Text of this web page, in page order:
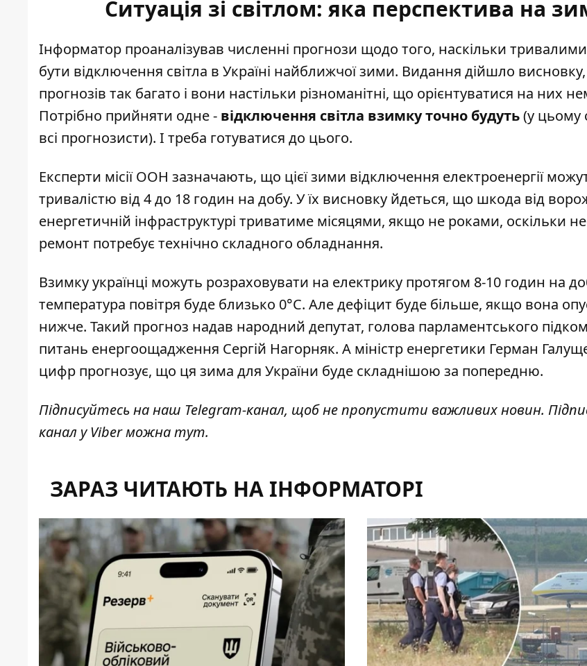
Ситуація зі світлом: яка перспектива на
Інформатор проаналізував численні прогнози щодо того, наскільки
бути відключення світла в Україні найближчої зими. Видання дійшло
прогнозів так багато і вони настільки різноманітні, що орієнтуватися на них
Потрібно прийняти одне - відключення світла взимку точно будуть(у цьому
всі прогнозисти). І треба готуватися до цього.
Експерти місії ООН зазначають, що цієї зими відключення електроенергії
тривалістю від 4 до 18 годин на добу. У їх висновку йдеться, що шкода від
енергетичній інфраструктурі триватиме місяцями, якщо не роками, оскільки
ремонт потребує технічно складного обладнання.
Взимку українці можуть розраховувати на електрику протягом 8-10 годин на
температура повітря буде близько 0°C. Але дефіцит буде більше, якщо вона
нижче. Такий прогноз надав народний депутат, голова парламентського
питань енергоощадження Сергій Нагорняк. А міністр енергетики Герман
цифр прогнозує, що ця зима для України буде складнішою за попередню.
Підписуйтесь на наш Telegram-канал, щоб не пропустити важливих новин.
канал у Viber можнатут.
ЗАРАЗ ЧИТАЮТЬ НА ІНФОРМАТОРІ